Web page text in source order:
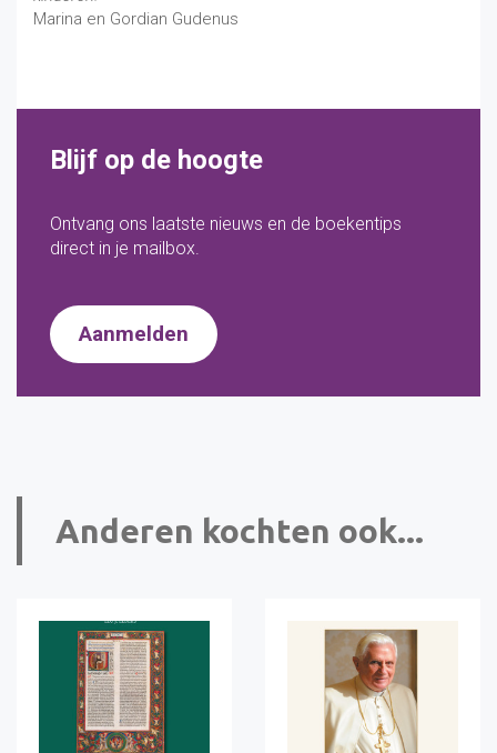
Marina en Gordian Gudenus
Blijf op de hoogte
Ontvang ons laatste nieuws en de boekentips
direct in je mailbox.
Aanmelden
Anderen kochten ook...